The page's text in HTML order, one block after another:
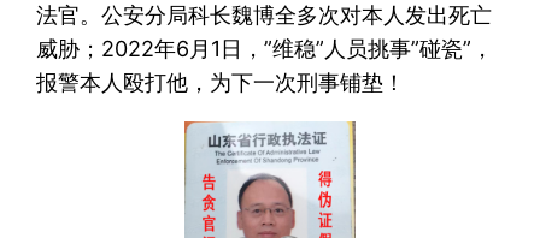
法官。公安分局科长魏博全多次对本人发出死亡
威胁；2022年6月1日，”维稳”人员挑事”碰瓷”，
报警本人殴打他，为下一次刑事铺垫！